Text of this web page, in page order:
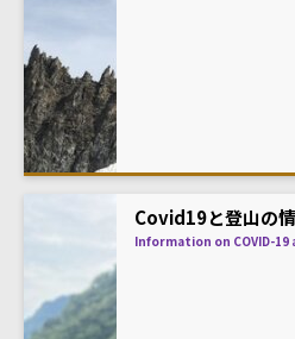
Covid19と登山の
Information on COVID-